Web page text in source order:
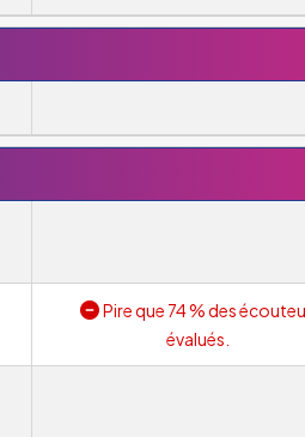
Pire que 74 % des
évalués.